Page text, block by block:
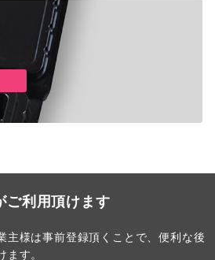
ご利用頂けます
主様は事前登録頂くことで、便利な後
ます。